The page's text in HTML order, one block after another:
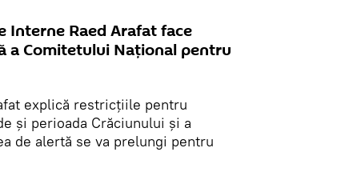
Interne Raed Arafat face
a Comitetului Naţional pentru
explică restricțiile pentru
și perioada Crăciunului și a
de alertă se va prelungi pentru